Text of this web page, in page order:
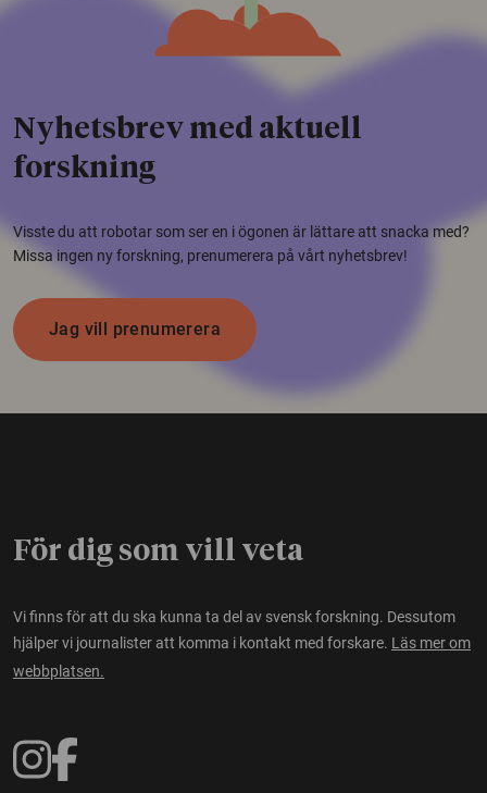
Nyhetsbrev med aktuell
forskning
Visste du att robotar som ser en i ögonen är lättare att snacka med?
Missa ingen ny forskning, prenumerera på vårt nyhetsbrev!
Jag vill prenumerera
För dig som vill veta
Vi finns för att du ska kunna ta del av svensk forskning. Dessutom
hjälper vi journalister att komma i kontakt med forskare. Läs mer om
webbplatsen.